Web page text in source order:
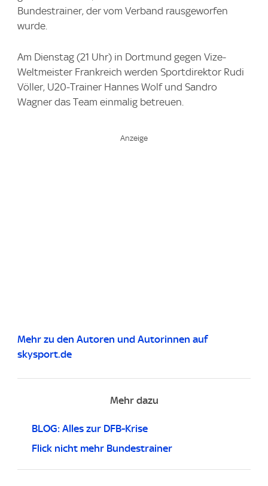
Bundestrainer, der vom Verband rausgeworfen
wurde.
Am Dienstag (21 Uhr) in Dortmund gegen Vize-
Weltmeister Frankreich werden Sportdirektor Rudi
Völler, U20-Trainer Hannes Wolf und Sandro
Wagner das Team einmalig betreuen.
Mehr zu den Autoren und Autorinnen auf
skysport.de
Mehr dazu
BLOG: Alles zur DFB-Krise
Flick nicht mehr Bundestrainer